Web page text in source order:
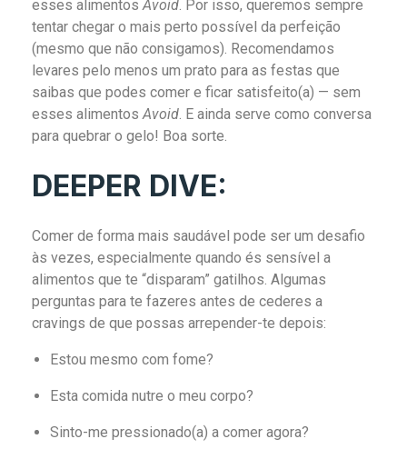
esses alimentosAvoid. Por isso, queremos sempre
tentar chegar o mais perto possível da perfeição
(mesmo que não consigamos). Recomendamos
levares pelo menos um prato para as festas que
saibas que podes comer e ficar satisfeito(a) — sem
esses alimentosAvoid. E ainda serve como conversa
para quebrar o gelo! Boa sorte.
DEEPER DIVE:
Comer de forma mais saudável pode ser um desafio
às vezes, especialmente quando és sensível a
alimentos que te “disparam” gatilhos. Algumas
perguntas para te fazeres antes de cederes a
cravings de que possas arrepender-te depois:
Estou mesmo com fome?
Esta comida nutre o meu corpo?
Sinto-me pressionado(a) a comer agora?